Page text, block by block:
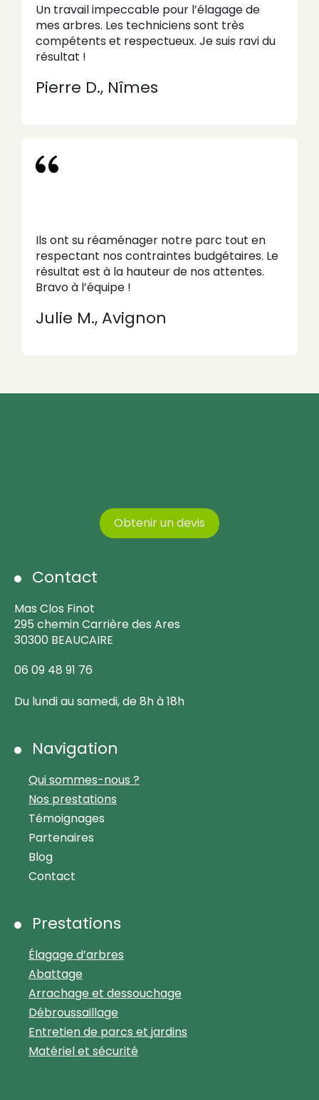
Un travail impeccable pour l’élagage de
mes arbres. Les techniciens sont très
compétents et respectueux. Je suis ravi du
résultat !
Pierre D., Nîmes
Ils ont su réaménager notre parc tout en
respectant nos contraintes budgétaires. Le
résultat est à la hauteur de nos attentes.
Bravo à l’équipe !
Julie M., Avignon
Obtenir un devis
Contact
Mas Clos Finot
295 chemin Carrière des Ares
30300 BEAUCAIRE
06 09 48 91 76
Du lundi au samedi, de 8h à 18h
Navigation
Qui sommes-nous ?
Nos prestations
Témoignages
Partenaires
Blog
Contact
Prestations
Élagage d’arbres
Abattage
Arrachage et dessouchage
Débroussaillage
Entretien de parcs et jardins
Matériel et sécurité